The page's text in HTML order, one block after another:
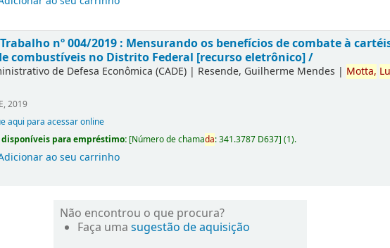
nº 004/2019 : Mensurando os benefícios de combate à
combustíveis no Distrito Federal [recurso eletrônico] /
de Defesa Econômica (CADE) | Resende, Guilherme Mendes | Motta,
2019
aqui para acessar online
para empréstimo: [Número de chamada:341.3787 D637](1).
ao seu carrinho
Não encontrou o que procura?
Faça uma sugestão de aquisição